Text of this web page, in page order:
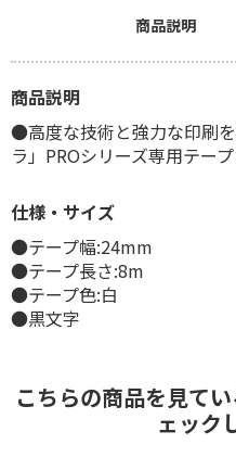
商品説明
商品説明
●高度な技術と強力な印刷
ラ」PROシリーズ専用テー
仕様・サイズ
●テープ幅:24mm
●テープ長さ:8m
●テープ色:白
●黒文字
こちらの商品を見て
ェック